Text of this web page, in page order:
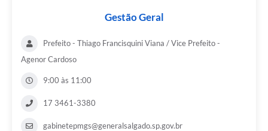
Gestão Geral
Prefeito - Thiago Francisquini Viana / Vice Prefeito -
Agenor Cardoso
9:00 às 11:00
17 3461-3380
gabinetepmgs@generalsalgado.sp.gov.br